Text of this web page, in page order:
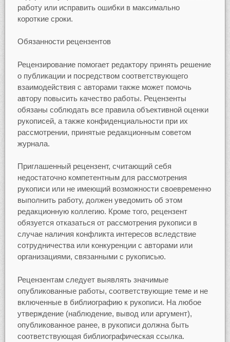
работу или исправить ошибки в максимально
короткие сроки.
Обязанности рецензентов
Рецензирование помогает редактору принять решение
о публикации и посредством соответствующего
взаимодействия с авторами также может помочь
автору повысить качество работы. Рецензенты
обязаны соблюдать все правила объективной оценки
рукописей, а также конфиденциальности при их
рассмотрении, принятые редакционным советом
журнала.
Приглашенный рецензент, считающий себя
недостаточно компетентным для рассмотрения
рукописи или не имеющий возможности своевременно
выполнить работу, должен уведомить об этом
редакционную коллегию. Кроме того, рецензент
обязуется отказаться от рассмотрения рукописи в
случае наличия конфликта интересов вследствие
сотрудничества или конкуренции с авторами или
организациями, связанными с рукописью.
Рецензентам следует выявлять значимые
опубликованные работы, соответствующие теме и не
включенные в библиографию к рукописи. На любое
утверждение (наблюдение, вывод или аргумент),
опубликованное ранее, в рукописи должна быть
соответствующая библиографическая ссылка.